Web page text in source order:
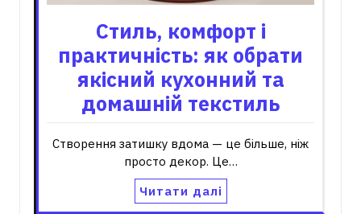
Стиль, комфорт і
практичність: як обрати
якісний кухонний та
домашній текстиль
Створення затишку вдома — це більше, ніж
просто декор. Це…
Читати далі